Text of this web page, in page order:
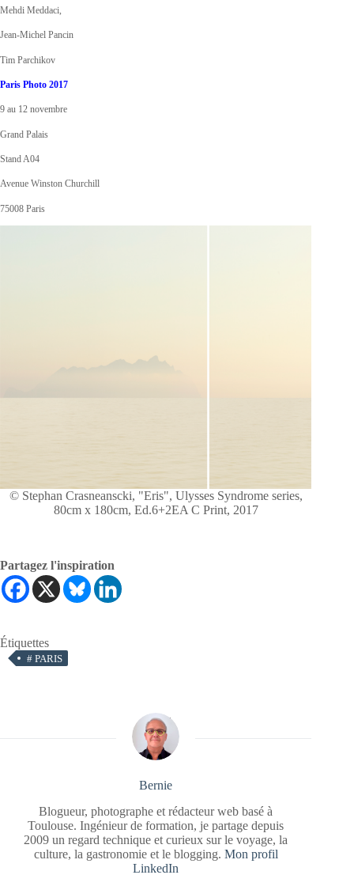
Mehdi Meddaci,
Jean-Michel Pancin
Tim Parchikov
Paris Photo 2017
9 au 12 novembre
Grand Palais
Stand A04
Avenue Winston Churchill
75008 Paris
© Stephan Crasneanscki, "Eris", Ulysses Syndrome series,
80cm x 180cm, Ed.6+2EA C Print, 2017
Partagez l'inspiration
Étiquettes
# PARIS
Bernie
Blogueur, photographe et rédacteur web basé à
Toulouse. Ingénieur de formation, je partage depuis
2009 un regard technique et curieux sur le voyage, la
culture, la gastronomie et le blogging. Mon profil
LinkedIn